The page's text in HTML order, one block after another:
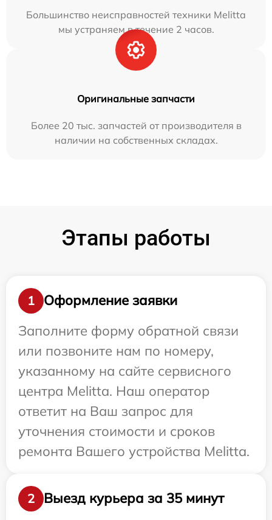
Большинство неисправностей техники Melitta
мы устраняем в течение 2 часов.
Оригинальные запчасти
Более 20 тыс. запчастей от производителя в
наличии на собственных складах.
Этапы работы
1
Оформление заявки
Заполните форму обратной связи
или позвоните нам по номеру,
указанному на сайте сервисного
центра Melitta. Наш оператор
ответит на Ваш запрос для
уточнения стоимости и сроков
ремонта Вашего устройства Melitta.
2
Выезд курьера за 35 минут